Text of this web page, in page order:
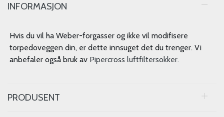
INFORMASJON
Hvis du vil ha Weber-forgasser og ikke vil modifisere
torpedoveggen din, er dette innsuget det du trenger. Vi
anbefaler også bruk av Pipercross luftfiltersokker.
PRODUSENT